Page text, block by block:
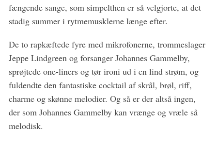
fængende sange, som simpelthen er så velgjorte, at det
stadig summer i rytmemusklerne længe efter.
De to rapkæftede fyre med mikrofonerne, trommeslager
Jeppe Lindgreen og forsanger Johannes Gammelby,
sprøjtede one-liners og tør ironi ud i en lind strøm, og
fuldendte den fantastiske cocktail af skrål, brøl, riff,
charme og skønne melodier. Og så er der altså ingen,
der som Johannes Gammelby kan vrænge og vræle så
melodisk.